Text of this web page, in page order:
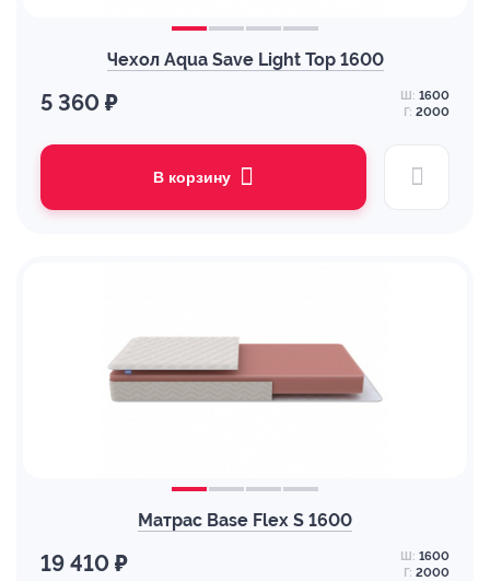
Чехол Aqua Save Light Top 1600
5 360 ₽ Ш: 1600
Г: 2000
В корзину
Матрас Base Flex S 1600
19 410 ₽ Ш: 1600
Г: 2000